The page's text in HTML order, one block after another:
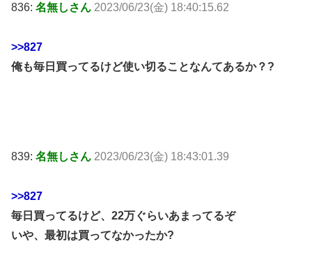
836: 名無しさん 2023/06/23(金) 18:40:15.62
>>827
俺も毎日買ってるけど使い切ることなんてあるか？?
839: 名無しさん 2023/06/23(金) 18:43:01.39
>>827
毎日買ってるけど、22万ぐらいあまってるぞ
いや、最初は買ってなかったか?